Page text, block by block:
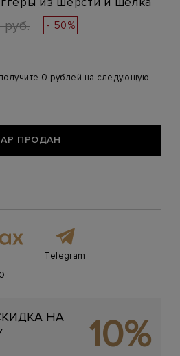
- 50%
0 рублей на следующую
ПРОДАН
Telegram
НА
10%